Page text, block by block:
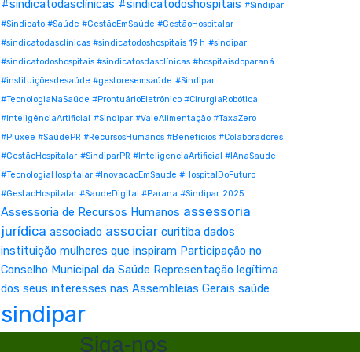
#sindicatodasclínicas #sindicatodoshospitais #Sindipar
#Sindicato #Saúde #GestãoEmSaúde #GestãoHospitalar
#sindicatodasclínicas #sindicatodoshospitais 19 h #sindipar
#sindicatodoshospitais #sindicatosdasclínicas #hospitaisdoparaná
#instituiçõesdesaúde #gestoresemsaúde #Sindipar
#TecnologiaNaSaúde #ProntuárioEletrônico #CirurgiaRobótica
#InteligênciaArtificial #Sindipar #ValeAlimentação #TaxaZero
#Pluxee #SaúdePR #RecursosHumanos #Benefícios #Colaboradores
#GestãoHospitalar #SindiparPR #InteligenciaArtificial #IAnaSaude
#TecnologiaHospitalar #InovacaoEmSaude #HospitalDoFuturo
#GestaoHospitalar #SaudeDigital #Parana #Sindipar 2025
Assessoria de Recursos Humanos assessoria
jurídica associado associar curitiba dados
instituição mulheres que inspiram Participação no
Conselho Municipal da Saúde Representação legítima
dos seus interesses nas Assembleias Gerais saúde
sindipar
Siga-nos